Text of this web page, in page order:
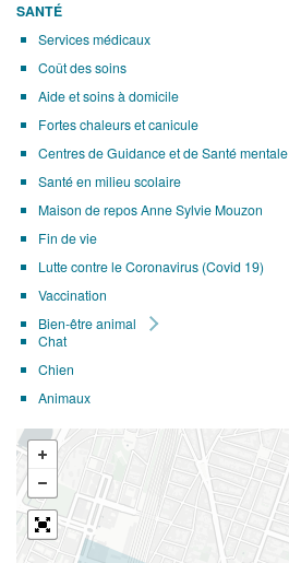
SANTÉ
Services médicaux
Coût des soins
Aide et soins à domicile
Fortes chaleurs et canicule
Centres de Guidance et de Santé mentale
Santé en milieu scolaire
Maison de repos Anne Sylvie Mouzon
Fin de vie
Lutte contre le Coronavirus (Covid 19)
Vaccination
Bien-être animal
Chat
Chien
Animaux